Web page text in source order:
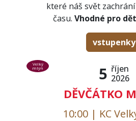
které náš svět
času. Vhodné pro
vstupenky
5 říjen
2026
DĚVČÁTKO
Velký
mlýn
10:00 | KC